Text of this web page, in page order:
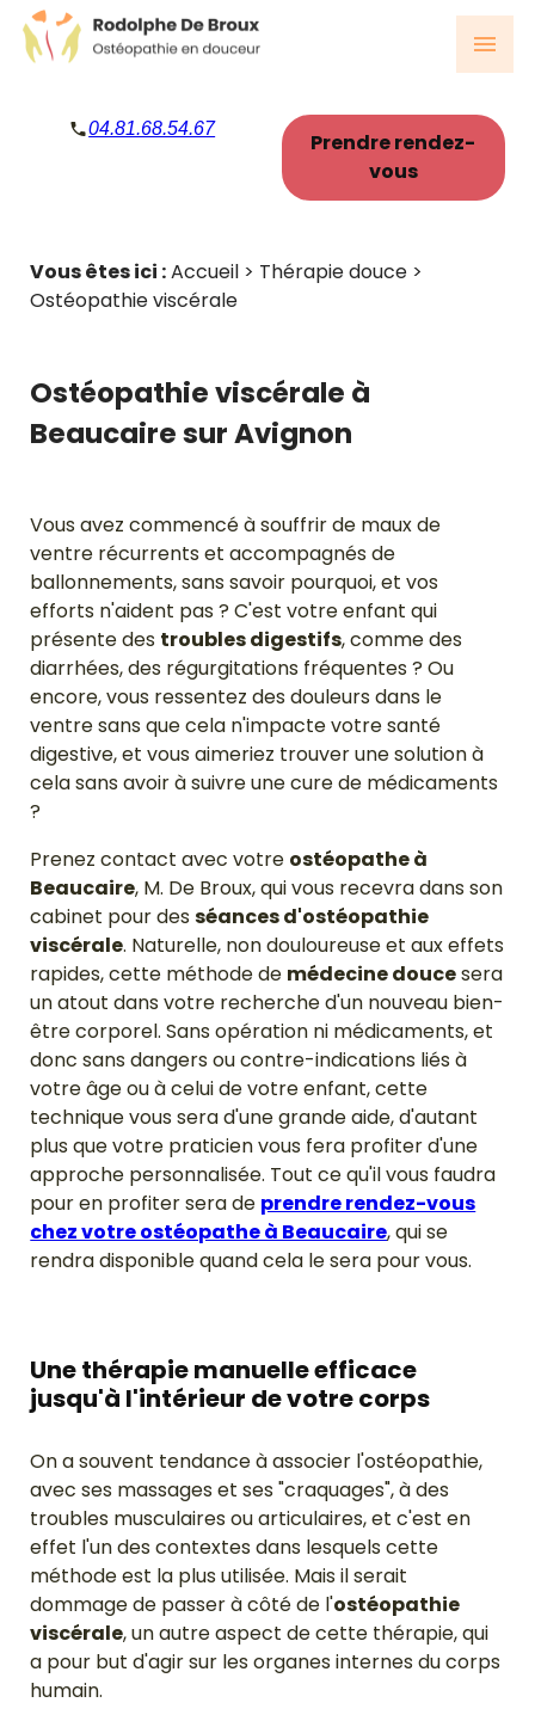
menu
04.81.68.54.67
Prendre rendez-
vous
Vous êtes ici :Accueil > Thérapie douce >
Ostéopathie viscérale
Ostéopathie viscérale à
Beaucaire sur Avignon
Vous avez commencé à souffrir de maux de
ventre récurrents et accompagnés de
ballonnements, sans savoir pourquoi, et vos
efforts n'aident pas ? C'est votre enfant qui
présente des troubles digestifs, comme des
diarrhées, des régurgitations fréquentes ? Ou
encore, vous ressentez des douleurs dans le
ventre sans que cela n'impacte votre santé
digestive, et vous aimeriez trouver une solution à
cela sans avoir à suivre une cure de médicaments
?
Prenez contact avec votre ostéopathe à
Beaucaire, M. De Broux, qui vous recevra dans son
cabinet pour desséances d'ostéopathie
viscérale. Naturelle, non douloureuse et aux effets
rapides, cette méthode de médecine doucesera
un atout dans votre recherche d'un nouveau bien-
être corporel. Sans opération ni médicaments, et
donc sans dangers ou contre-indications liés à
votre âge ou à celui de votre enfant, cette
technique vous sera d'une grande aide, d'autant
plus que votre praticien vous fera profiter d'une
approche personnalisée. Tout ce qu'il vous faudra
pour en profiter sera de prendre rendez-vous
chez votre ostéopathe à Beaucaire, qui se
rendra disponible quand cela le sera pour vous.
Une thérapie manuelle efficace
jusqu'à l'intérieur de votre corps
On a souvent tendance à associer l'ostéopathie,
avec ses massages et ses "craquages", à des
troubles musculaires ou articulaires, et c'est en
effet l'un des contextes dans lesquels cette
méthode est la plus utilisée. Mais il serait
dommage de passer à côté de l'ostéopathie
viscérale, un autre aspect de cette thérapie, qui
a pour but d'agir sur les organes internes du corps
humain.
Panneau de gestion des cookies